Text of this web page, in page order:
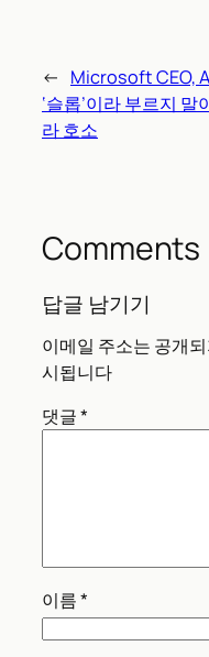
← Microsoft CEO,
‘슬롭’이라 부르지 말
라 호소
Comments
답글 남기기
이메일 주소는 공개
시됩니다
댓글*
이름*